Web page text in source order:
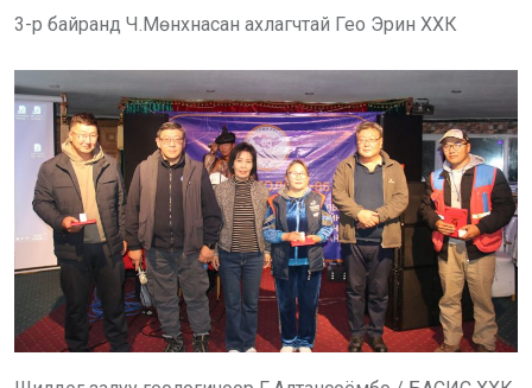
3-р байранд Ч.Мөнхнасан ахлагчтай Гео Эрин ХХК